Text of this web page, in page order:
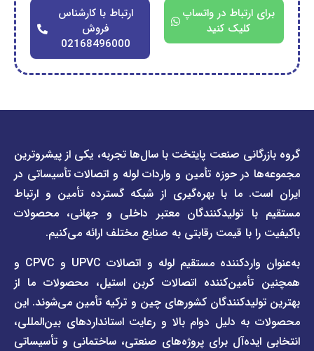
ارتباط با کارشناس
02168496000
در واتساپ
کلیک کنید
صنعت پایتخت با سال‌ها تجربه، یکی از پیشروترین
حوزه تأمین و واردات لوله و اتصالات تأسیساتی در
ما با بهره‌گیری از شبکه گسترده تأمین و ارتباط
تولیدکنندگان معتبر داخلی و جهانی، محصولات
با قیمت رقابتی به صنایع مختلف ارائه می‌کنیم.
به‌عنوان واردکننده مستقیم لوله و اتصالات UPVC و CPVC و
اتصالات کربن استیل، محصولات ما از
کشورهای چین و ترکیه تأمین می‌شوند. این
دلیل دوام بالا و رعایت استانداردهای بین‌المللی،
برای پروژه‌های صنعتی، ساختمانی و تأسیساتی
دسترسی
سریع
صفحه
لیست
قیمت
صفحه
برند
پیمتاش
صفحه
برند
فاراب
دسترسی
سریع
درباره
ما
قوانین
و
مقررات
وبلاگ
خبری